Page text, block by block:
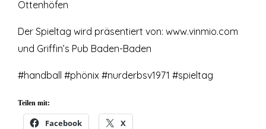
Ottenhöfen
Der Spieltag wird präsentiert von: www.vinmio.com
und Griffin’s Pub Baden-Baden
#handball #phönix #nurderbsv1971 #spieltag
Teilen mit:
Facebook X